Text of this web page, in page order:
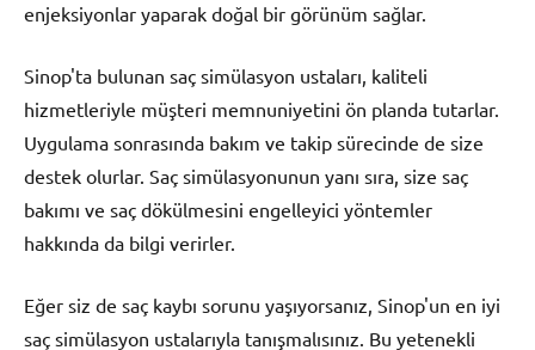
enjeksiyonlar yaparak doğal bir görünüm sağlar.
Sinop'ta bulunan saç simülasyon ustaları, kaliteli
hizmetleriyle müşteri memnuniyetini ön planda tutarlar.
Uygulama sonrasında bakım ve takip sürecinde de size
destek olurlar. Saç simülasyonunun yanı sıra, size saç
bakımı ve saç dökülmesini engelleyici yöntemler
hakkında da bilgi verirler.
Eğer siz de saç kaybı sorunu yaşıyorsanız, Sinop'un en iyi
saç simülasyon ustalarıyla tanışmalısınız. Bu yetenekli